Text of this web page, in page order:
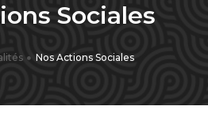
Sociales
Nos Actions Sociales